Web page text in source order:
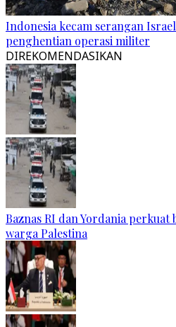
Indonesia kecam serangan
penghentian operasi militer
DIREKOMENDASIKAN
Baznas RI dan Yordania perkuat
warga Palestina